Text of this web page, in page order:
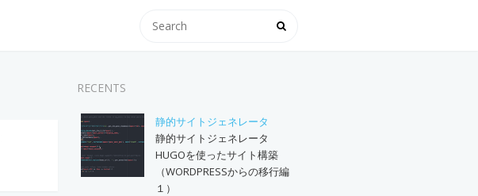
RECENTS
静的サイトジェネレータ
静的サイトジェネレータ
HUGOを使ったサイト構築
（WORDPRESSからの移行編
１）